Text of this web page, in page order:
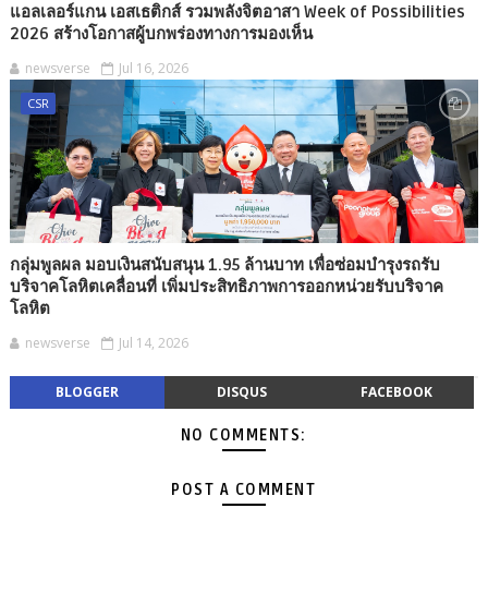
แอลเลอร์แกน เอสเธติกส์ รวมพลังจิตอาสา Week of Possibilities
2026 สร้างโอกาสผู้บกพร่องทางการมองเห็น
newsverse Jul 16, 2026
CSR
กลุ่มพูลผล มอบเงินสนับสนุน 1.95 ล้านบาท เพื่อซ่อมบำรุงรถรับ
บริจาคโลหิตเคลื่อนที่ เพิ่มประสิทธิภาพการออกหน่วยรับบริจาค
โลหิต
newsverse Jul 14, 2026
BLOGGER DISQUS FACEBOOK
NO COMMENTS:
POST A COMMENT